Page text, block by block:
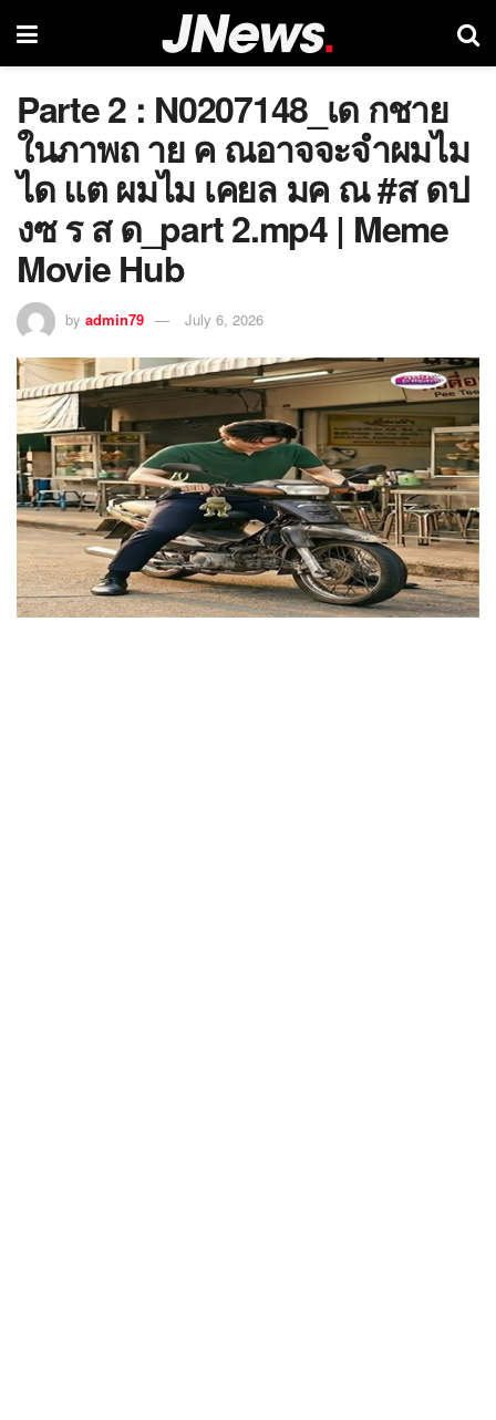
Parte 2 : N0207148_เด กชาย
ในภาพถ าย ค ณอาจจะจำผมไม
ได แต ผมไม เคยล มค ณ #ส ดป
งซ ร ส ด_part 2.mp4 | Meme
Movie Hub
by admin79 July 6, 2026